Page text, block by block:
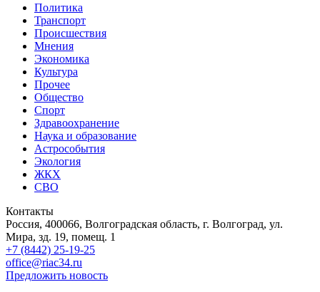
Политика
Транспорт
Происшествия
Мнения
Экономика
Культура
Прочее
Общество
Спорт
Здравоохранение
Наука и образование
Астрособытия
Экология
ЖКХ
СВО
Контакты
Россия, 400066, Волгоградская область, г. Волгоград, ул.
Мира, зд. 19, помещ. 1
+7 (8442) 25-19-25
office@riac34.ru
Предложить новость